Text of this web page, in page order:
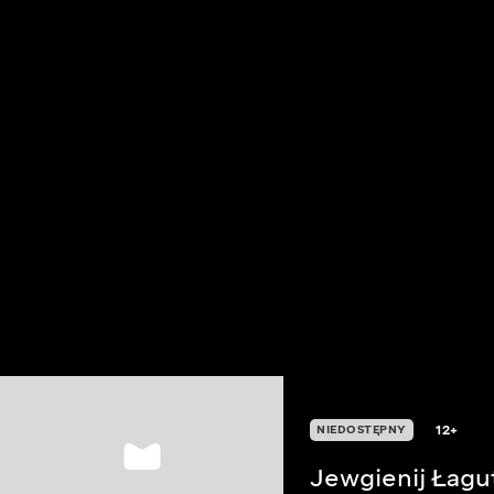
NIEDOSTĘPNY 12+
Jewgienij